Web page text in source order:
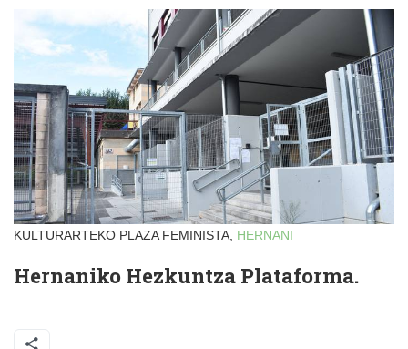
KULTURARTEKO PLAZA FEMINISTA, HERNANI
Hernaniko Hezkuntza Plataforma.